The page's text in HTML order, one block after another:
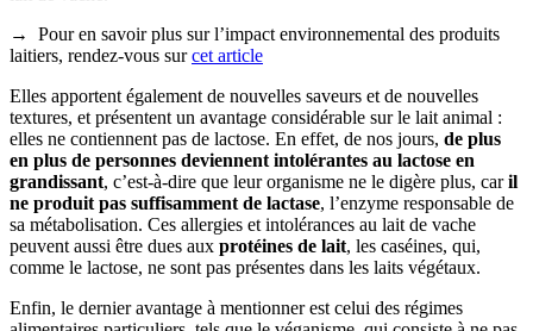
→ Pour en savoir plus sur l’impact environnemental des produits
laitiers, rendez-vous surcet article
Elles apportent également de nouvelles saveurs et de nouvelles
textures, et présentent un avantage considérable sur le lait animal :
elles ne contiennent pas de lactose. En effet, de nos jours, de plus
en plus de personnes deviennent intolérantes au lactose en
grandissant, c’est-à-dire que leur organisme ne le digère plus, caril
ne produit pas suffisamment de lactase, l’enzyme responsable de
sa métabolisation. Ces allergies et intolérances au lait de vache
peuvent aussi être dues aux protéines de lait, les caséines, qui,
comme le lactose, ne sont pas présentes dans les laits végétaux.
Enfin, le dernier avantage à mentionner est celui des régimes